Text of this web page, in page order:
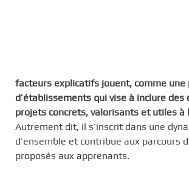
facteurs explicatifs jouent, comme une
d’établissements qui vise à inclure des
projets concrets, valorisants et utiles à
Autrement dit, il s’inscrit dans une
d’ensemble et contribue aux parcours
proposés aux apprenants.